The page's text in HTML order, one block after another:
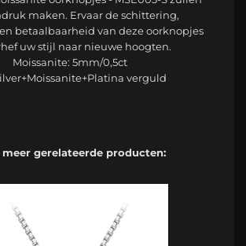
maken. Ervaar de schittering,
betaalbaarheid van deze oorknopjes
uw stijl naar nieuwe hoogten.
Moissanite: 5mm/0,5ct
verguld
gerelateerde producten: